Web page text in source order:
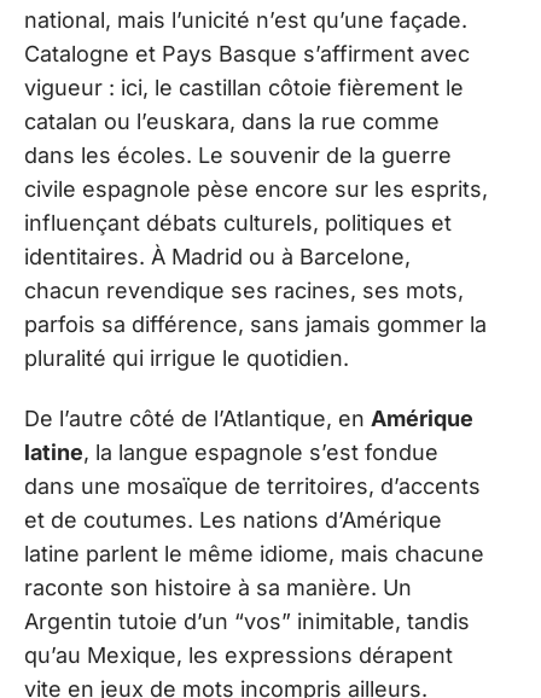
national, mais l’unicité n’est qu’une façade.
Catalogne et Pays Basque s’affirment avec
vigueur : ici, le castillan côtoie fièrement le
catalan ou l’euskara, dans la rue comme
dans les écoles. Le souvenir de la guerre
civile espagnole pèse encore sur les esprits,
influençant débats culturels, politiques et
identitaires. À Madrid ou à Barcelone,
chacun revendique ses racines, ses mots,
parfois sa différence, sans jamais gommer la
pluralité qui irrigue le quotidien.
De l’autre côté de l’Atlantique, en Amérique
latine, la langue espagnole s’est fondue
dans une mosaïque de territoires, d’accents
et de coutumes. Les nations d’Amérique
latine parlent le même idiome, mais chacune
raconte son histoire à sa manière. Un
Argentin tutoie d’un “vos” inimitable, tandis
qu’au Mexique, les expressions dérapent
vite en jeux de mots incompris ailleurs.